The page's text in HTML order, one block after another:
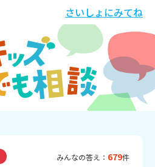
さいしょにみてね
みんなの答え： 679件